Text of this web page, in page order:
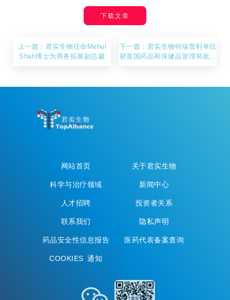
下载文章
上一篇：君实生物任命Mehul
Shah博士为商务拓展副总裁
下一篇：君实生物特瑞普利单抗
获英国药品和保健品管理局批准
网站首页
关于君实生物
科学与治疗领域
新闻中心
人才招聘
投资者关系
联系我们
隐私声明
药品安全性信息报告
医药代表备案查询
COOKIES 通知